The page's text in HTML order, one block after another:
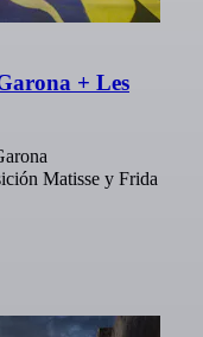
+ Les
Matisse y Frida